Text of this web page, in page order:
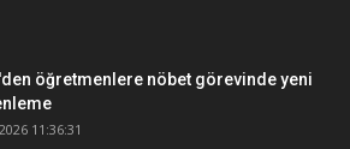
öğretmenlere nöbet görevinde yeni
11:36:31